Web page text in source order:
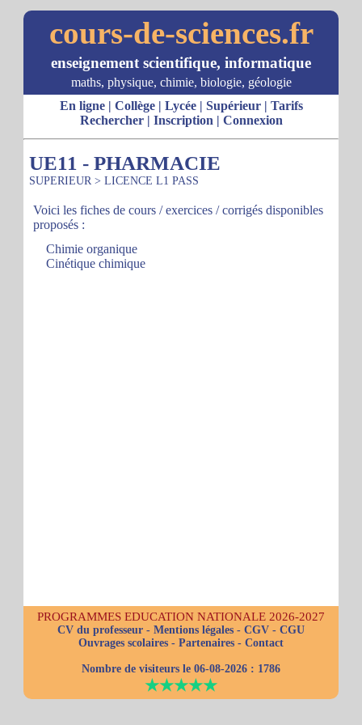
cours-de-sciences.fr
enseignement scientifique, informatique
maths, physique, chimie, biologie, géologie
En ligne| Collège| Lycée| Supérieur| Tarifs
Rechercher| Inscription | Connexion
UE11 - PHARMACIE
SUPERIEUR> LICENCE L1 PASS
Voici les fiches de cours / exercices / corrigés disponibles
proposés :
Chimie organique
Cinétique chimique
PROGRAMMES EDUCATION NATIONALE 2026-2027
CV du professeur - Mentions légales - CGV - CGU
Ouvrages scolaires - Partenaires - Contact
Nombre de visiteurs le 06-08-2026 : 1786
★★★★★